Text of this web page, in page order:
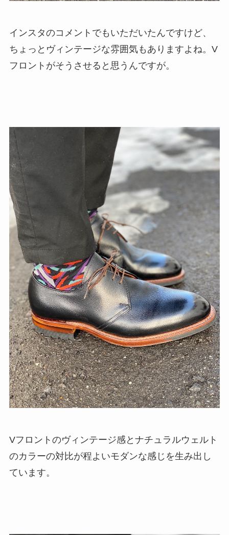
インスタのコメントでもいただいたんですけど、
ちょっとヴィンテージな雰囲気もありますよね。V
フロントがそうさせると思うんですが。
Vフロントのヴィンテージ感とナチュラルウェルト
のカラーの対比が程よいモダンな感じを生み出し
ています。